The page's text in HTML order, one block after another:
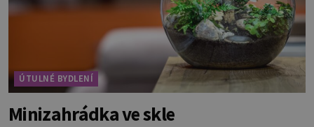
ÚTULNÉ BYDLENÍ
Minizahrádka ve skle